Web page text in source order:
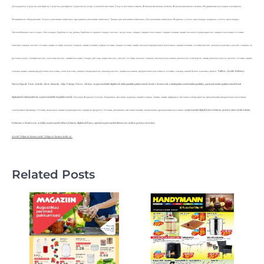
Дезодоранты, Средства для бритья, Средства для бритья, Средства по уходу за кожей и ногтями, Уход за ногтями и лицом, Женская интимная гигиена, Женская интимная гигиена, Медицинские расходные материалы,
Медицинское оборудование, Отдых и домашние животные, праздники и домашние животные, Товары для домашних животных, Для домашних животных, Журналы, газеты, кроссворды, журналы, газеты, кроссворды,
Автомобильные аксессуары, Автотовары, Барбекю и сад, рынок, Барбекю и садовые товары, каталог, на русском, скидки, скидки в магазинах, скидки таллинн, акции, каталоги супермаркетов, скидки в магазинах эстонии,
максима скидки, каталог эстония, акции эстония, каталог товаров, акции таллинн, в рими эстония, скидки эстония, акции, каталоги продуктовых магазинов, скидки таллинн, эстония каталог, реклама максима, каталог товаров, на
русском языке, таллинн каталог, магазин каталог, акции магазина, товары для сада, нарва каталог, каталог эстония, каталог товаров, каталоги магазинов, реклама на этой неделе, акции, реклама гросси, каталог эстония, акции,
сельвер акции, скидки продуктовые магазины, кооп магазин, скидки супермаркетов, сильвер каталог, акции магазинов, продуктовые магазины в эстонии, сельвер, новый буклет максима, промо, Tallinn, Anstla, Rakvera,
Narva,Vijandi, Tartu, Kohtla-Järve, Maardu, Abja-Palvoja, Pärnu, Ahtme, supermarketite digilehed, toidupoodide pakkumised, Eesti e-brošüürid, nädalapakkumised toidupoodides, parimad sooduspakkumised Eesti,
digitaalsed reklaamlehed, supermarketite eripakkumised, Листовки Журналы Газетки, Акционные листовки, журналы акций и скидок, Акция, акции, цифровые листовки супермаркетов, предложения продуктовых магазинов,
электронные брошюры Эстония, недельные акции супермаркетов, скидки на продукты Эстония, рекламные листовки онлайн, специальные предложения магазинов, supermarket digital flyers Estonia, grocery store online deals,
Estonian e-brochures, weekly supermarket offers Estonia, digital ad flyers, special supermarket discounts, online grocery circulars
a href="https://e-brosur.info/">https://e-brosur.info/</a>
Related Posts